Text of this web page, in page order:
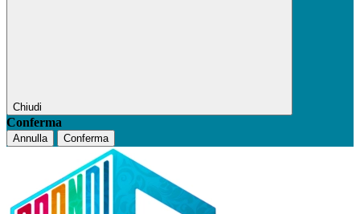
Chiudi
Conferma
Annulla Conferma